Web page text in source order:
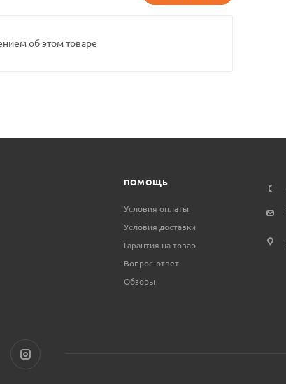
об этом товаре
ПОМОЩЬ
Условия оплаты
Условия доставки
Гарантия на товар
Вопрос-ответ
Обзоры